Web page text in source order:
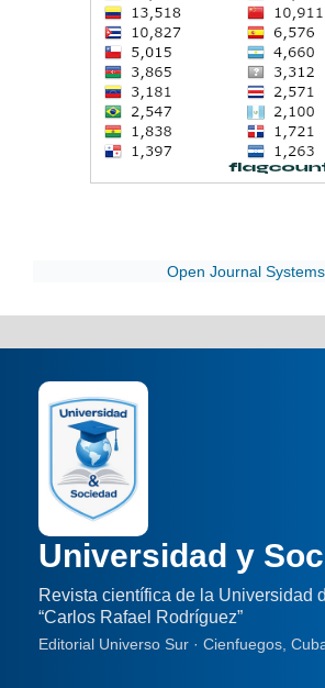
Open Journal Systems
Universidad y
Revista científica de la Universidad
“Carlos Rafael Rodríguez”
Editorial Universo Sur · Cienfuegos,